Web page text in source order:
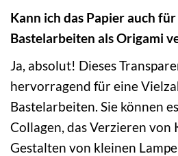
Kann ich das Papier auch
Bastelarbeiten als Origami
Ja, absolut! Dieses
hervorragend für eine
Bastelarbeiten. Sie können
Collagen, das Verzieren von
Gestalten von kleinen